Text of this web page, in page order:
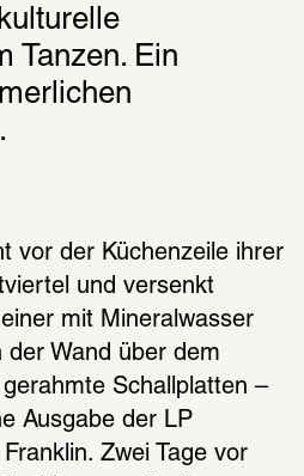
Tanzen. Ein
vor der Küchenzeile ihrer
und versenkt
mit Mineralwasser
der Wand über dem
Schallplatten –
Ausgabe der LP
Zwei Tage vor